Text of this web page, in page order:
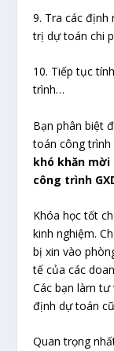
9. Tra các định
trị dự toán chi
10. Tiếp tục
trình…
Bạn phân biệt
toán công trình
khó khăn
công trình
Khóa học tốt
kinh nghiệm.
bị xin vào
tế của các
Các bạn làm
định dự toán
Quan trọng